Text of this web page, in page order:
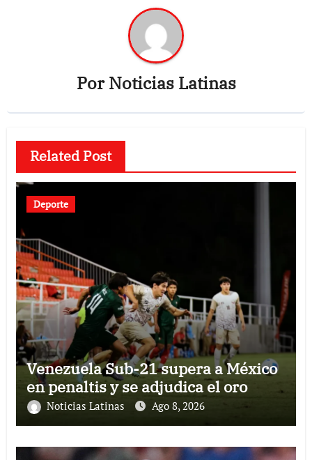
PorNoticias Latinas
Related Post
Deporte
Venezuela Sub-21 supera a México
en penaltis y se adjudica el oro
Noticias Latinas Ago 8, 2026